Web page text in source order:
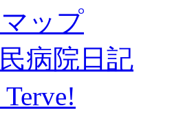
ップ
病院日記